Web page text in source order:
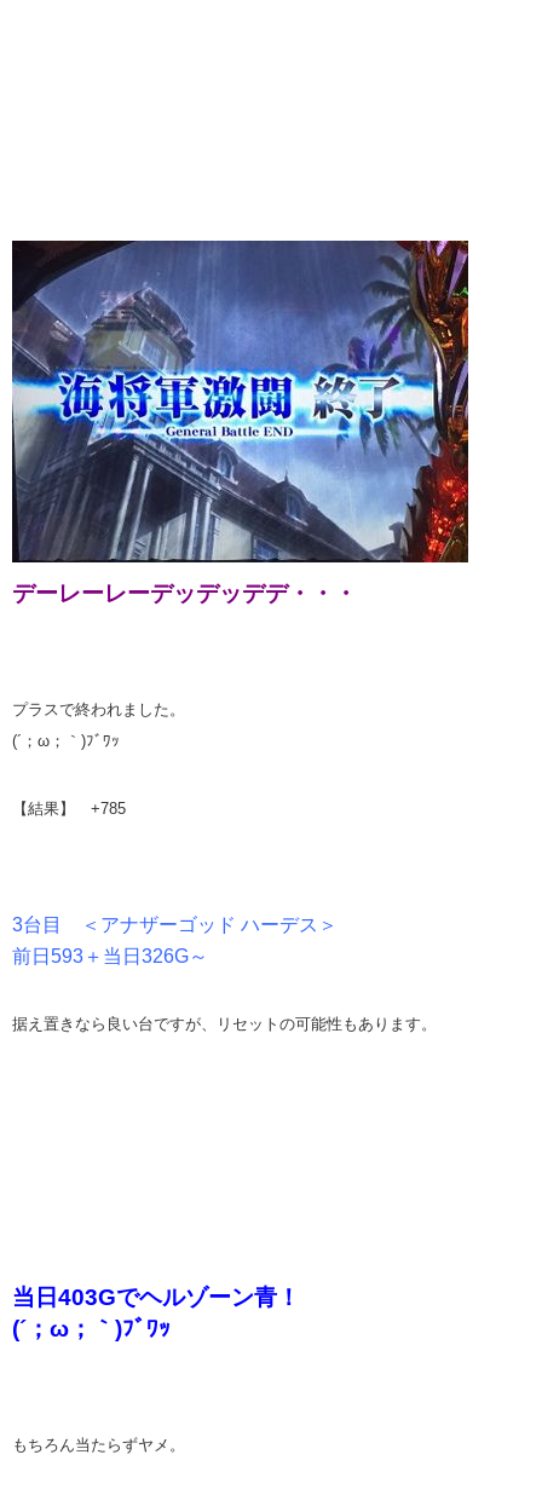
デーレーレーデッデッデデ・・・
プラスで終われました。
(´；ω；｀)ﾌﾞﾜｯ
【結果】 +785
3台目 ＜アナザーゴッド ハーデス＞
前日593＋当日326G～
据え置きなら良い台ですが、リセットの可能性もあります。
当日403Gでヘルゾーン青！
(´；ω；｀)ﾌﾞﾜｯ
もちろん当たらずヤメ。